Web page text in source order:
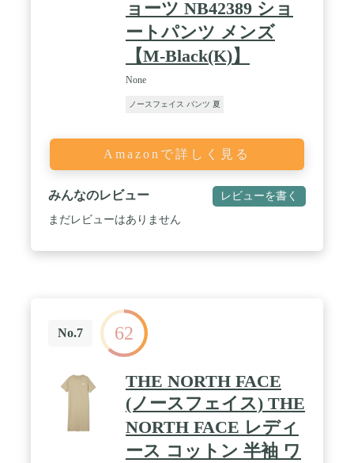
ョーツ NB42389 ショ
ートパンツ メンズ
【M-Black(K)】
None
ノースフェイス パンツ 夏
Amazonで詳しく見る
みんなのレビュー レビューを書く
まだレビューはありません
No.7 62
THE NORTH FACE
(ノースフェイス) THE
NORTH FACE レディ
ース コットン 半袖 ワ